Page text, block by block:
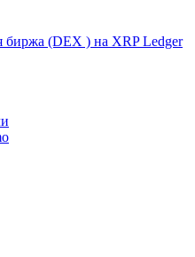
биржа (DEX ) на XRP Ledger